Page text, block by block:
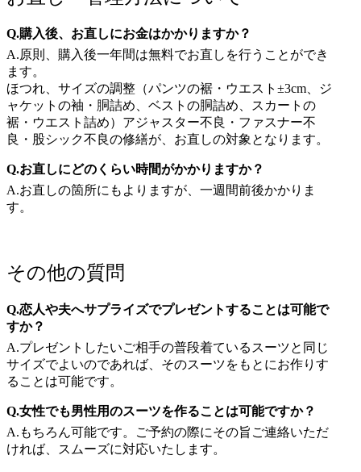
Q.購入後、お直しにお金はかかりますか？
A.原則、購入後一年間は無料でお直しを行うことができ
ます。
ほつれ、サイズの調整（パンツの裾・ウエスト±3cm、ジ
ャケットの袖・胴詰め、ベストの胴詰め、スカートの
裾・ウエスト詰め）アジャスター不良・ファスナー不
良・股シック不良の修繕が、お直しの対象となります。
Q.お直しにどのくらい時間がかかりますか？
A.お直しの箇所にもよりますが、一週間前後かかりま
す。
その他の質問
Q.恋人や夫へサプライズでプレゼントすることは可能で
すか？
A.プレゼントしたいご相手の普段着ているスーツと同じ
サイズでよいのであれば、そのスーツをもとにお作りす
ることは可能です。
Q.女性でも男性用のスーツを作ることは可能ですか？
A.もちろん可能です。ご予約の際にその旨ご連絡いただ
ければ、スムーズに対応いたします。